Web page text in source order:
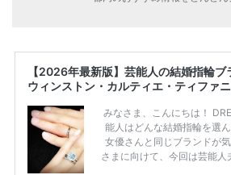
【2026年最新版】芸能人の結婚指輪
ウィンストン・カルティエ・ティファ
みなさま、こんにちは！
能人はどんな結婚指輪を選
女優さんと同じブランドが
さまに向けて、今回は芸能人